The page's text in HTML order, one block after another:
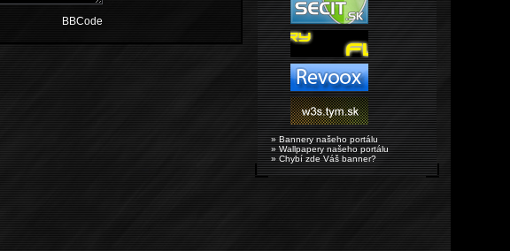
BBCode
» Bannery našeho portálu
» Wallpapery našeho portálu
» Chybí zde Váš banner?